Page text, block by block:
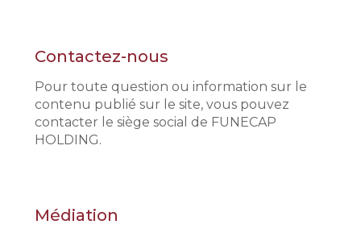
Contactez-nous
Pour toute question ou information sur le
contenu publié sur le site, vous pouvez
contacter le siège social de FUNECAP
HOLDING.
Médiation